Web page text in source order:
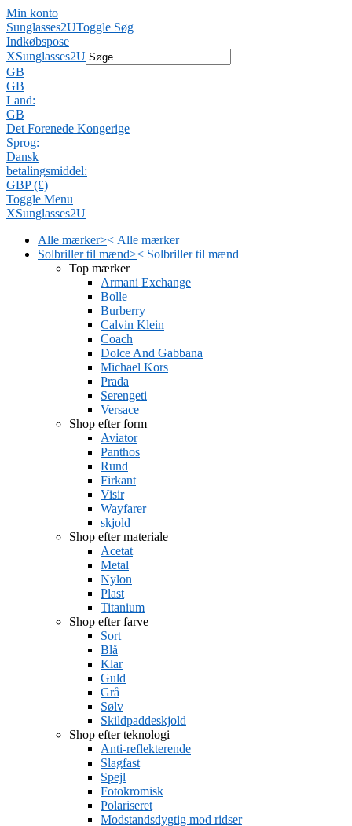
Min konto
Sunglasses2UToggle Søg
Indkøbspose
XSunglasses2U
GB
GB
Land:
GB
Det Forenede Kongerige
Sprog:
Dansk
betalingsmiddel:
GBP (£)
Toggle Menu
XSunglasses2U
Alle mærker>< Alle mærker
Solbriller til mænd>< Solbriller til mænd
Top mærker
Armani Exchange
Bolle
Burberry
Calvin Klein
Coach
Dolce And Gabbana
Michael Kors
Prada
Serengeti
Versace
Shop efter form
Aviator
Panthos
Rund
Firkant
Visir
Wayfarer
skjold
Shop efter materiale
Acetat
Metal
Nylon
Plast
Titanium
Shop efter farve
Sort
Blå
Klar
Guld
Grå
Sølv
Skildpaddeskjold
Shop efter teknologi
Anti-reflekterende
Slagfast
Spejl
Fotokromisk
Polariseret
Modstandsdygtig mod ridser